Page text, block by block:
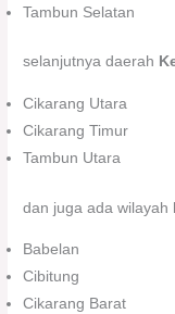
Tambun Selatan
selanjutnya daerah
Cikarang Utara
Cikarang Timur
Tambun Utara
dan juga ada wilayah
Babelan
Cibitung
Cikarang Barat